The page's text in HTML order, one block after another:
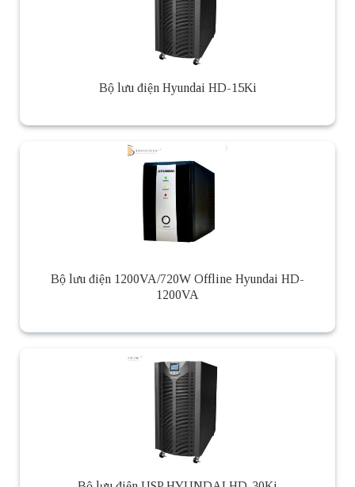
Bộ lưu điện Hyundai HD-15Ki
Bộ lưu điện 1200VA/720W Offline Hyundai HD-
1200VA